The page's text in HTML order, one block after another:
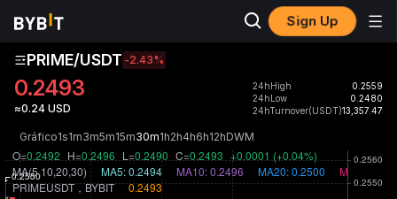
Sign Up
PRIME/USDT -2.43%
0.2493
≈0.24 USD
24hHigh
0.2559
24hLow
0.2480
24hTurnover(USDT)13,357.47
Gráfico1s1m3m5m15m30m1h2h4h6h12hDWM